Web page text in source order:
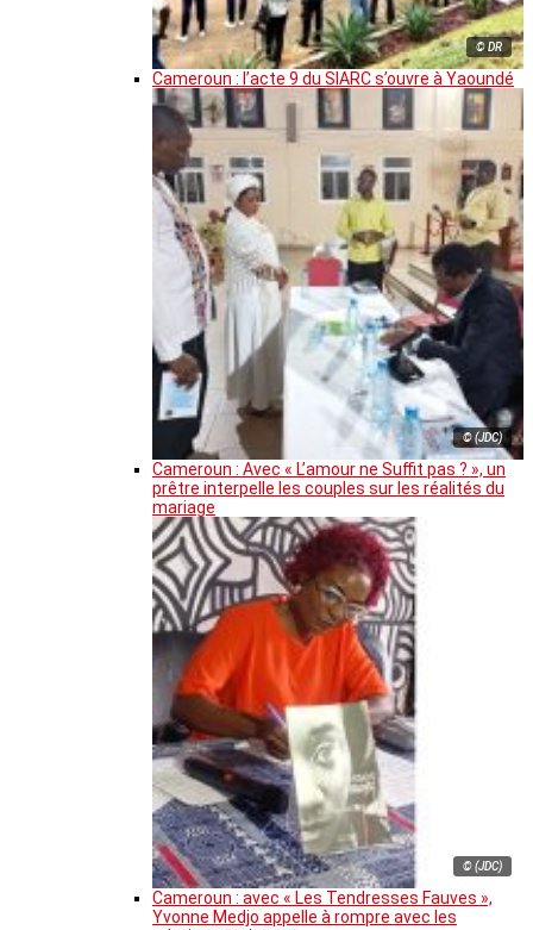
© DR
Cameroun : l’acte 9 du SIARC s’ouvre à Yaoundé
© (JDC)
Cameroun : Avec « L’amour ne Suffit pas ? », un
prêtre interpelle les couples sur les réalités du
mariage
© (JDC)
Cameroun : avec « Les Tendresses Fauves »,
Yvonne Medjo appelle à rompre avec les